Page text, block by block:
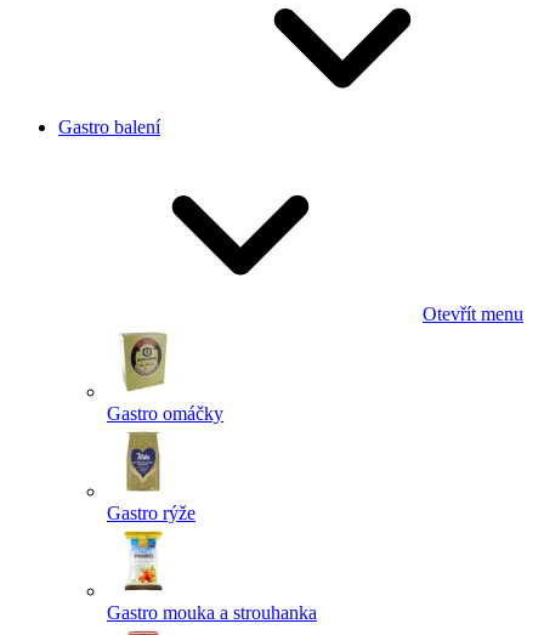
Gastro balení
Otevřít menu
Gastro omáčky
Gastro rýže
Gastro mouka a strouhanka